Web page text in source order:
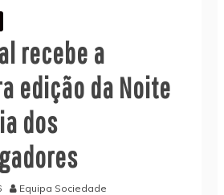
recebe a
edição da Noite
dos
Equipa Sociedade